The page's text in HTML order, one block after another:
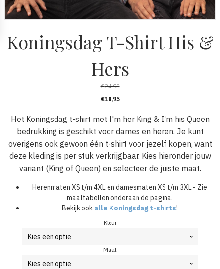
Koningsdag T-Shirt His &
Hers
€24,95
€18,95
Het Koningsdag t-shirt met I'm her King & I'm his Queen
bedrukking is geschikt voor dames en heren. Je kunt
overigens ook gewoon één t-shirt voor jezelf kopen, want
deze kleding is per stuk verkrijgbaar. Kies hieronder jouw
variant (King of Queen) en selecteer de juiste maat.
Herenmaten XS t/m 4XL en damesmaten XS t/m 3XL - Zie
maattabellen onderaan de pagina.
Bekijk ook alle Koningsdag t-shirts!
Kleur
Maat